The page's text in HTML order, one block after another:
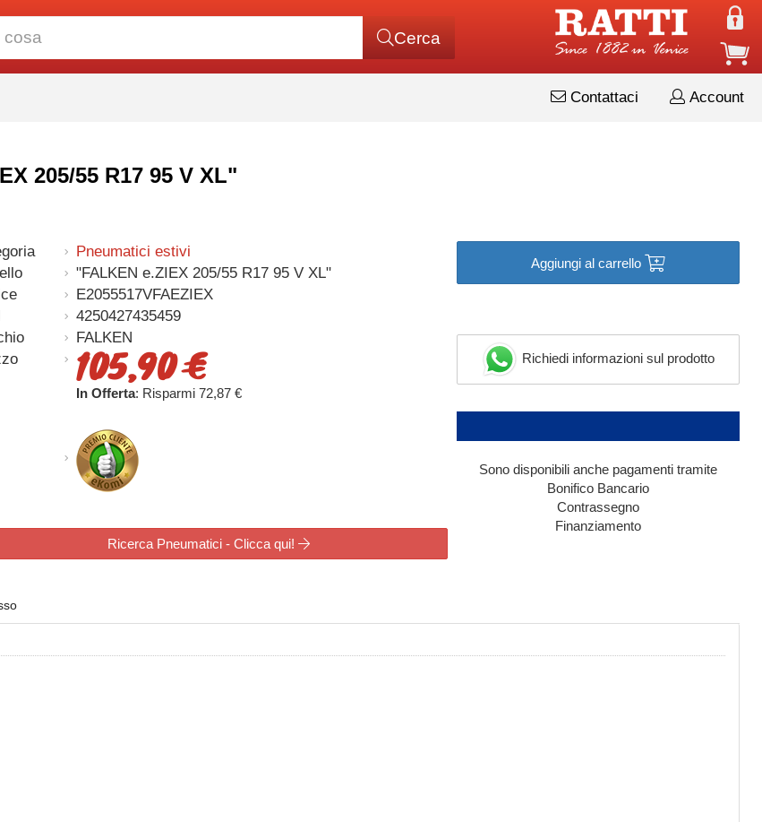
Cerca
Account
Contattaci
205/55 R17 95 V XL"
Pneumatici estivi
"FALKEN e.ZIEX 205/55 R17 95 V XL"
E2055517VFAEZIEX
4250427435459
FALKEN
105,90 €
In Offerta: Risparmi 72,87 €
Ricerca Pneumatici - Clicca qui!
Aggiungi al carrello
Richiedi informazioni sul prodotto
Sono disponibili anche pagamenti tramite
Bonifico Bancario
Contrassegno
Finanziamento